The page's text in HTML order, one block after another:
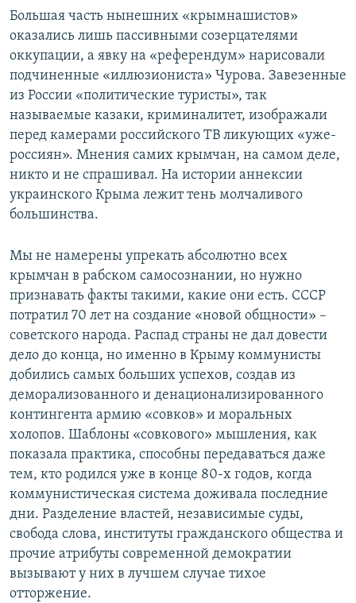
Большая часть нынешних «крымнашистов»
оказались лишь пассивными созерцателями
оккупации, а явку на «референдум» нарисовали
подчиненные «иллюзиониста» Чурова. Завезенные
из России «политические туристы», так
называемые казаки, криминалитет, изображали
перед камерами российского ТВ ликующих «уже-
россиян». Мнения самих крымчан, на самом деле,
никто и не спрашивал. На истории аннексии
украинского Крыма лежит тень молчаливого
большинства.
Мы не намерены упрекать абсолютно всех
крымчан в рабском самосознании, но нужно
признавать факты такими, какие они есть. СССР
потратил 70 лет на создание «новой общности» –
советского народа. Распад страны не дал довести
дело до конца, но именно в Крыму коммунисты
добились самых больших успехов, создав из
деморализованного и денационализированного
контингента армию «совков» и моральных
холопов. Шаблоны «совкового» мышления, как
показала практика, способны передаваться даже
тем, кто родился уже в конце 80-х годов, когда
коммунистическая система доживала последние
дни. Разделение властей, независимые суды,
свобода слова, институты гражданского общества и
прочие атрибуты современной демократии
вызывают у них в лучшем случае тихое
отторжение.